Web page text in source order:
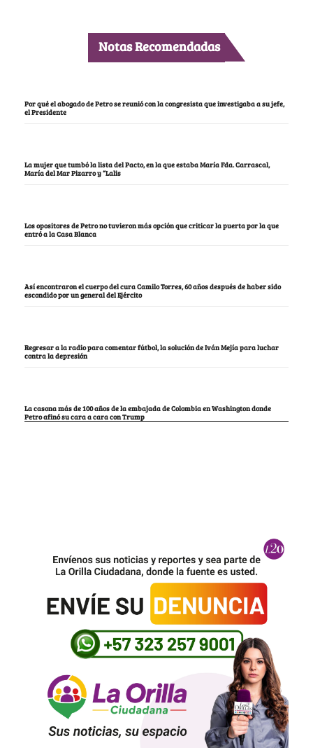
Notas Recomendadas
Por qué el abogado de Petro se reunió con la congresista que investigaba a su jefe,
el Presidente
La mujer que tumbó la lista del Pacto, en la que estaba María Fda. Carrascal,
María del Mar Pizarro y “Lalis
Los opositores de Petro no tuvieron más opción que criticar la puerta por la que
entró a la Casa Blanca
Así encontraron el cuerpo del cura Camilo Torres, 60 años después de haber sido
escondido por un general del Ejército
Regresar a la radio para comentar fútbol, la solución de Iván Mejía para luchar
contra la depresión
La casona más de 100 años de la embajada de Colombia en Washington donde
Petro afinó su cara a cara con Trump